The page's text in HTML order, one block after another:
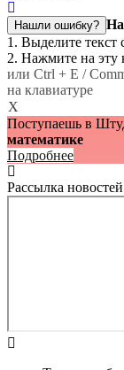
Нашли ошибку?
1. Выделите текст
2. Нажмите на эту
или Ctrl + E /
на клавиатуре
X
Поступаешь в
математике
Подробнее
Рассылка новостей